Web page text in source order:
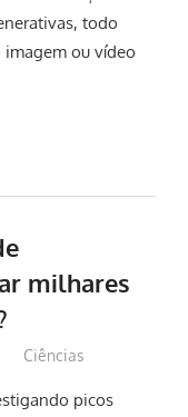
todo
imagem ou vídeo
milhares
Ciências
picos